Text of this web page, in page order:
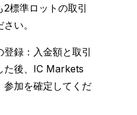
標準ロットの取引
い。
録：入金額と取引
た後、IC Markets
参加を確定してくだ